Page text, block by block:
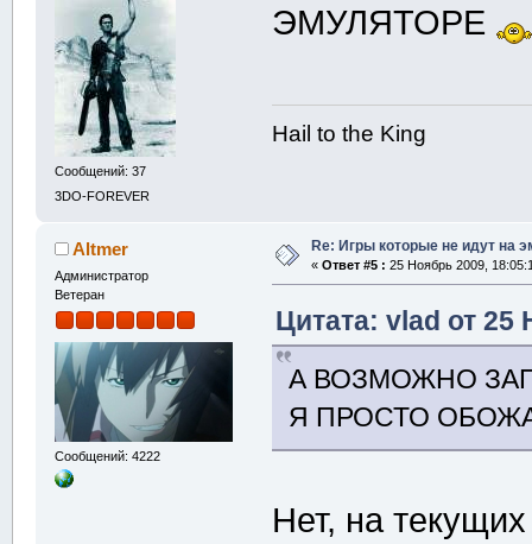
Сообщений: 37
3DO-FOREVER
ЭМУЛЯТОРЕ
Hail to the King
Altmer
Администратор
Ветеран
Сообщений: 4222
Re: Игры которые не идут на
« Ответ #5 : 25 Ноябрь 2009,
Цитата: vlad от 25
А ВОЗМОЖНО
Я ПРОСТО
Нет, на